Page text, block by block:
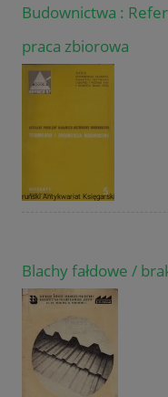
Budownictwa :
praca zbiorowa
Blachy fałdowe /